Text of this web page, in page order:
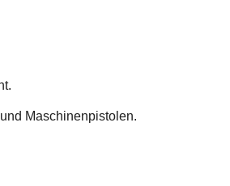
Maschinenpistolen.